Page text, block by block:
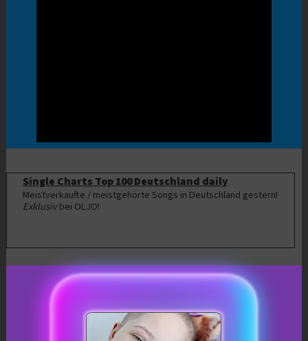
Single Charts Top 100 Deutschland daily
Meistverkaufte / meistgehörte Songs in Deutschland gestern!
Exklusivbei OLJO!